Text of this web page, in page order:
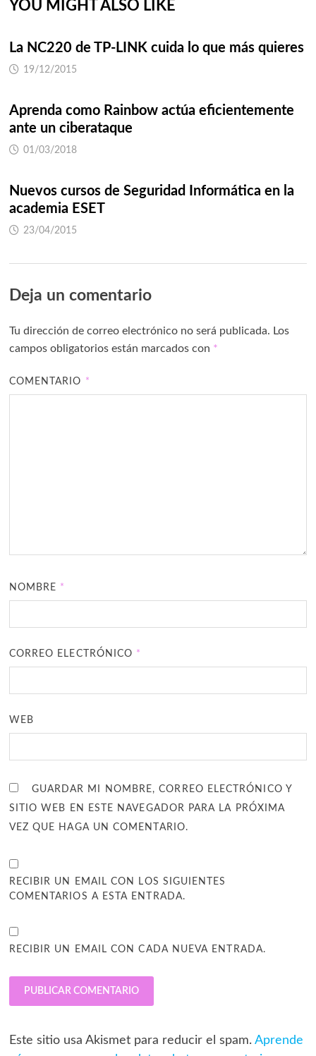
YOU MIGHT ALSO LIKE
La NC220 de TP-LINK cuida lo que más quieres
19/12/2015
Aprenda como Rainbow actúa eficientemente
ante un ciberataque
01/03/2018
Nuevos cursos de Seguridad Informática en la
academia ESET
23/04/2015
Deja un comentario
Tu dirección de correo electrónico no será publicada. Los
campos obligatorios están marcados con *
COMENTARIO *
NOMBRE *
CORREO ELECTRÓNICO *
WEB
GUARDAR MI NOMBRE, CORREO ELECTRÓNICO Y
SITIO WEB EN ESTE NAVEGADOR PARA LA PRÓXIMA
VEZ QUE HAGA UN COMENTARIO.
RECIBIR UN EMAIL CON LOS SIGUIENTES
COMENTARIOS A ESTA ENTRADA.
RECIBIR UN EMAIL CON CADA NUEVA ENTRADA.
Este sitio usa Akismet para reducir el spam. Aprende